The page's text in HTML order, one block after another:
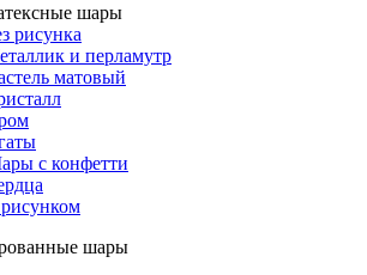
шары
рисунка
и перламутр
матовый
с конфетти
шары